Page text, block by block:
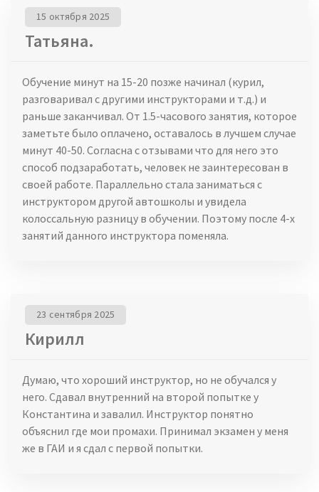
Татьяна.
15 октября 2025
Обучение минут на 15-20 позже начинал (курил,
разговаривал с другими инструкторами и т.д.) и
раньше заканчивал. От 1.5-часового занятия, которое
заметьте было оплачено, оставалось в лучшем случае
минут 40-50. Согласна с отзывами что для него это
способ подзаработать, человек не заинтересован в
своей работе. Параллельно стала заниматься с
инструктором другой автошколы и увидела
колоссальную разницу в обучении. Поэтому после 4-х
занятий данного инструктора поменяла.
Кирилл
23 сентября 2025
Думаю, что хороший инструктор, но не обучался у
него. Сдавал внутренний на второй попытке у
Константина и завалил. Инструктор понятно
объяснил где мои промахи. Принимал экзамен у меня
же в ГАИ и я сдал с первой попытки.